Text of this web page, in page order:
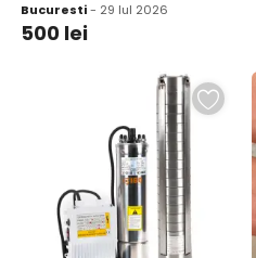
Bucuresti- 29 Iul 2026
500 lei